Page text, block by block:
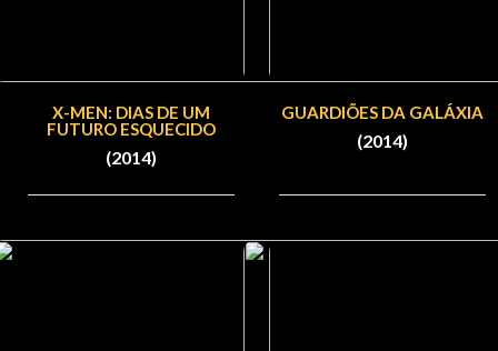
X-MEN: DIAS DE UM
FUTURO ESQUECIDO
(2014)
GUARDIÕES DA GALÁXIA
(2014)